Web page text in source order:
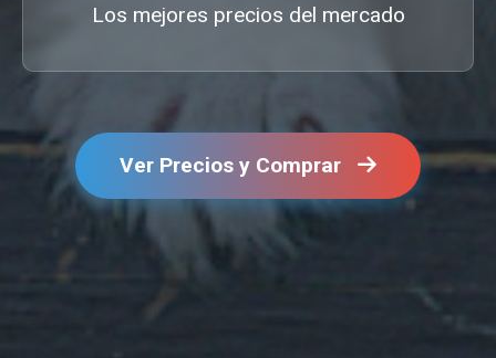
Los mejores precios del mercado
Ver Precios y Comprar